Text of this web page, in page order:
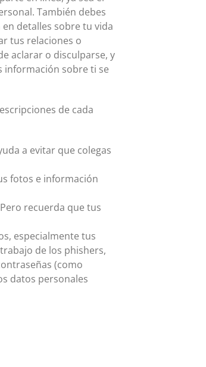
También debes
detalles sobre tu vida
tus relaciones o
aclarar o disculparse, y
información sobre ti se
de cada
a evitar que colegas
fotos e información
recuerda que tus
especialmente tus
de los phishers,
(como
datos personales